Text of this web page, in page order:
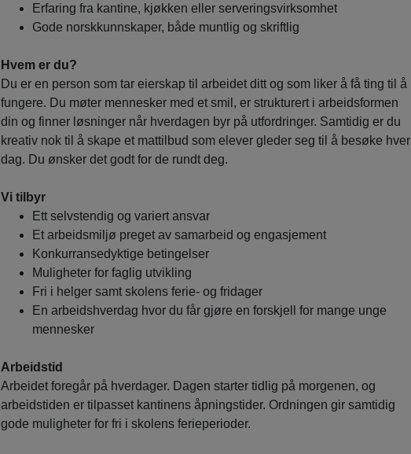
Erfaring fra kantine, kjøkken eller serveringsvirksomhet
Gode norskkunnskaper, både muntlig og skriftlig
Hvem er du?
Du er en person som tar eierskap til arbeidet ditt og som liker å få ting til å
fungere. Du møter mennesker med et smil, er strukturert i arbeidsformen
din og finner løsninger når hverdagen byr på utfordringer. Samtidig er du
kreativ nok til å skape et mattilbud som elever gleder seg til å besøke hver
dag. Du ønsker det godt for de rundt deg.
Vi tilbyr
Ett selvstendig og variert ansvar
Et arbeidsmiljø preget av samarbeid og engasjement
Konkurransedyktige betingelser
Muligheter for faglig utvikling
Fri i helger samt skolens ferie- og fridager
En arbeidshverdag hvor du får gjøre en forskjell for mange unge
mennesker
Arbeidstid
Arbeidet foregår på hverdager. Dagen starter tidlig på morgenen, og
arbeidstiden er tilpasset kantinens åpningstider. Ordningen gir samtidig
gode muligheter for fri i skolens ferieperioder.